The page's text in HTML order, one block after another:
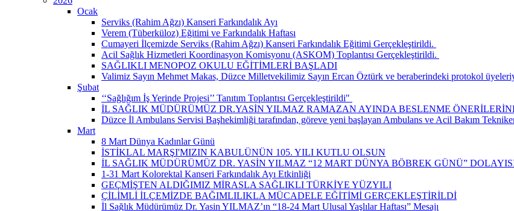
Ocak
Serviks (Rahim Ağzı) Kanseri Farkındalık Ayı
Verem (Tüberküloz) Eğitimi ve Farkındalık Haftası
Cumayeri İlçemizde Serviks (Rahim Ağzı) Kanseri Farkındalık Eğitimi Gerçekleştirildi. ​
Acil Sağlık Hizmetleri Koordinasyon Komisyonu (ASKOM) Toplantısı Gerçekleştirildi. ​
SAĞLIKLI MENOPOZ OKULU EĞİTİMLERİ BAŞLADI
Valimiz Sayın Mehmet Makas, Düzce Milletvekilimiz Sayın Ercan Öztürk ve beraberindeki protokol
Şubat
‘‘Sağlığım İş Yerinde Projesi’’ Tanıtım Toplantısı Gerçekleştirildi" ​
İL SAĞLIK MÜDÜRÜMÜZ DR.YASİN YILMAZ RAMAZAN AYINDA BESLENME
Düzce İl Ambulans Servisi Başhekimliği tarafından, göreve yeni başlayan Ambulans ve Acil Bakım
Mart
8 Mart Dünya Kadınlar Günü
İSTİKLAL MARŞI'MIZIN KABULÜNÜN 105. YILI KUTLU OLSUN
İL SAĞLIK MÜDÜRÜMÜZ DR. YASİN YILMAZ “12 MART DÜNYA BÖBREK GÜNÜ”
1-31 Mart Kolorektal Kanseri Farkındalık Ayı Etkinliği
GEÇMİŞTEN ALDIĞIMIZ MİRASLA SAĞLIKLI TÜRKİYE YÜZYILI
ÇİLİMLİ İLÇEMİZDE BAĞIMLILIKLA MÜCADELE EĞİTİMİ GERÇEKLEŞTİRİLDİ
İl Sağlık Müdürümüz Dr. Yasin YILMAZ’ın “18-24 Mart Ulusal Yaşlılar Haftası” Mesajı